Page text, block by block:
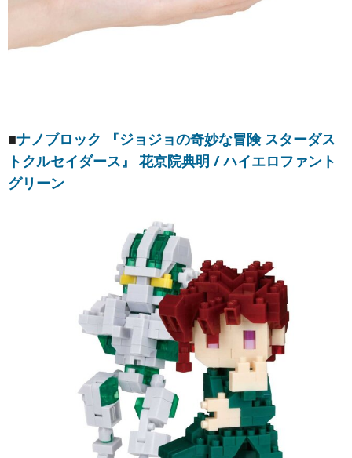
■ナノブロック 『ジョジョの奇妙な冒険 スターダス
トクルセイダース』 花京院典明 / ハイエロファント
グリーン